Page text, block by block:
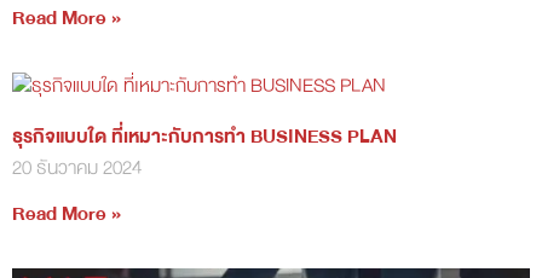
Read More »
ธุรกิจแบบใด ที่เหมาะกับการทำ BUSINESS PLAN
20 ธันวาคม 2024
Read More »